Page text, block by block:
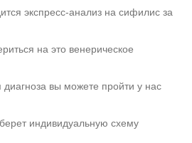
экспресс-анализ на сифилис за
на это венерическое
вы можете пройти у нас
индивидуальную схему